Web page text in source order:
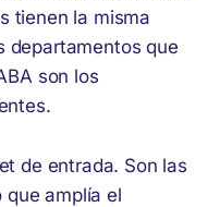
tienen la misma
departamentos que
son los
de entrada. Son las
que amplía el